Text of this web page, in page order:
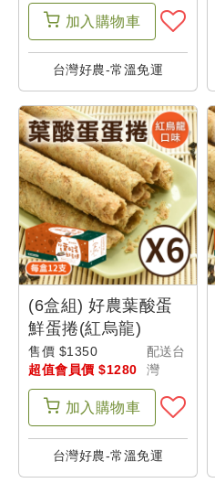
加入 購物車
台灣好農-常溫免運
(6盒組) 好農葉酸蛋
鮮蛋捲(紅烏龍)
售價 $1350
超值會員價 $1280
配送台
灣
加入 購物車
台灣好農-常溫免運